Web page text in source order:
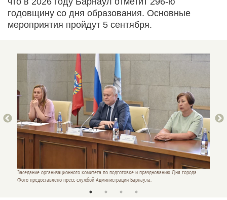
годовщину со дня образования. Основные
мероприятия пройдут 5 сентября.
Заседание организационного комитета по подготовке и празднованию Дня города.
Фото предоставлено пресс-службой Администрации Барнаула.